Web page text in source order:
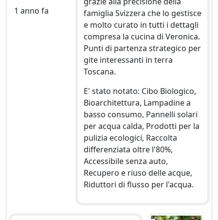
1 anno fa
famiglia Svizzera che lo gestisce
e molto curato in tutti i dettagli
compresa la cucina di Veronica.
Punti di partenza strategico per
gite interessanti in terra
Toscana.
E' stato notato: Cibo Biologico,
Bioarchitettura, Lampadine a
basso consumo, Pannelli solari
per acqua calda, Prodotti per la
pulizia ecologici, Raccolta
differenziata oltre l'80%,
Accessibile senza auto,
Recupero e riuso delle acque,
Riduttori di flusso per l'acqua.